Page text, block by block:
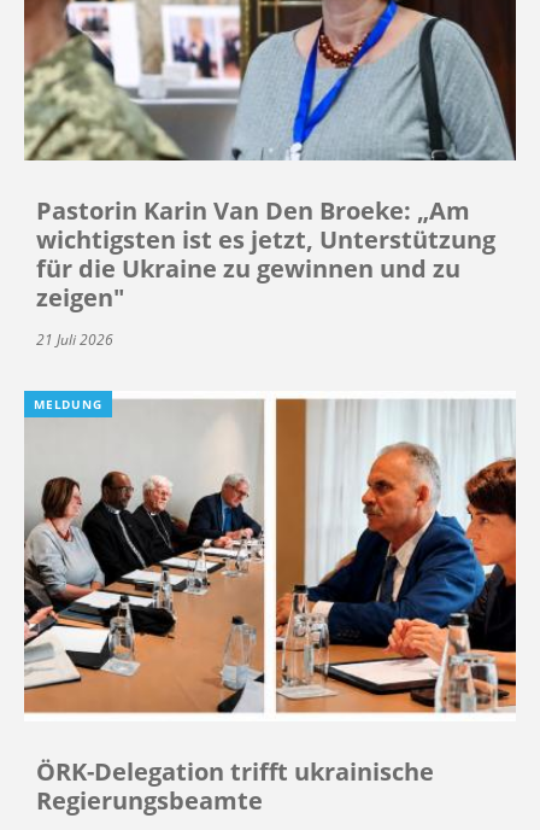
Pastorin Karin Van Den Broeke: „Am
wichtigsten ist es jetzt, Unterstützung
für die Ukraine zu gewinnen und zu
zeigen"
21 Juli 2026
MELDUNG
ÖRK-Delegation trifft ukrainische
Regierungsbeamte